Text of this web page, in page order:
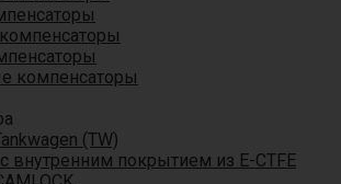
компенсаторы
(TW)
внутренним покрытием из E-CTFE